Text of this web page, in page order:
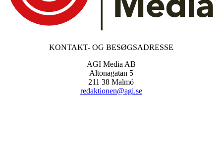
KONTAKT- OG BESØGSADRESSE
AGI Media AB
Altonagatan 5
211 38 Malmö
redaktionen@agi.se